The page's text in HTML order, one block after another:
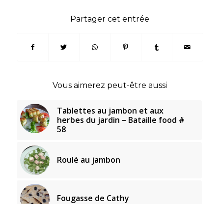
Partager cet entrée
Vous aimerez peut-être aussi
Tablettes au jambon et aux
herbes du jardin – Bataille food #
58
Roulé au jambon
Fougasse de Cathy